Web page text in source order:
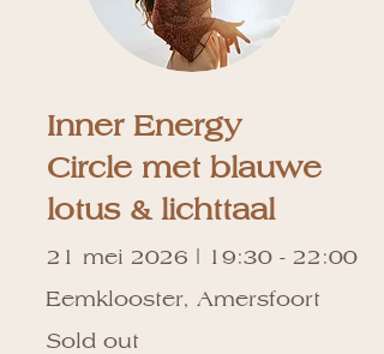
Inner Energy
Circle met blauwe
lotus & lichttaal
21 mei 2026 | 19:30 - 22:00
Eemklooster, Amersfoort
Sold out